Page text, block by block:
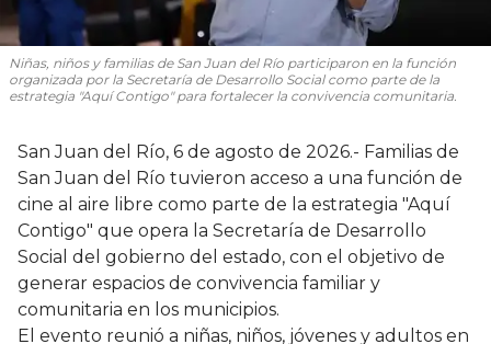
Niñas, niños y familias de San Juan del Río participaron en la función
organizada por la Secretaría de Desarrollo Social como parte de la
estrategia "Aquí Contigo" para fortalecer la convivencia comunitaria.
San Juan del Río, 6 de agosto de 2026.- Familias de
San Juan del Río tuvieron acceso a una función de
cine al aire libre como parte de la estrategia "Aquí
Contigo" que opera la Secretaría de Desarrollo
Social del gobierno del estado, con el objetivo de
generar espacios de convivencia familiar y
comunitaria en los municipios.
El evento reunió a niñas, niños, jóvenes y adultos en